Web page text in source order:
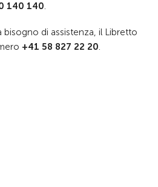
140 140.
bisogno di assistenza, il Libretto
+41 58 827 22 20.